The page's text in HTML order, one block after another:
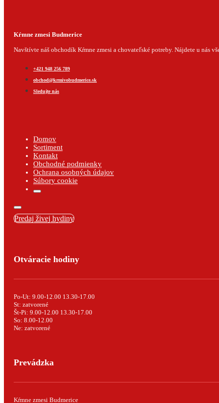
Kŕmne zmesi Budmerice
Navštívte náš obchodík Kŕmne zmesi a chovateľské potreby. Nájdete u nás
+421 948 256 789
obchod@krmivobudmerice.sk
Sledujte nás
Domov
Sortiment
Kontakt
Obchodné podmienky
Ochrana osobných údajov
Súbory cookie
Predaj živej hydiny
Otváracie hodiny
Po-Ut: 9.00-12.00 13.30-17.00
St: zatvorené
Št-Pi: 9.00-12.00 13.30-17.00
So: 8.00-12.00
Ne: zatvorené
Prevádzka
Kŕmne zmesi Budmerice